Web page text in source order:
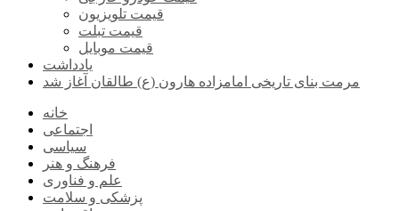
قیمت تلویزیون
قیمت تبلت
قیمت موبایل
یادداشت
مرمت بنای تاریخی امامزاده هارون (ع) طالقان آغاز شد
خانه
اجتماعی
سیاسی
فرهنگ و هنر
علم و فناوری
پزشکی و سلامت